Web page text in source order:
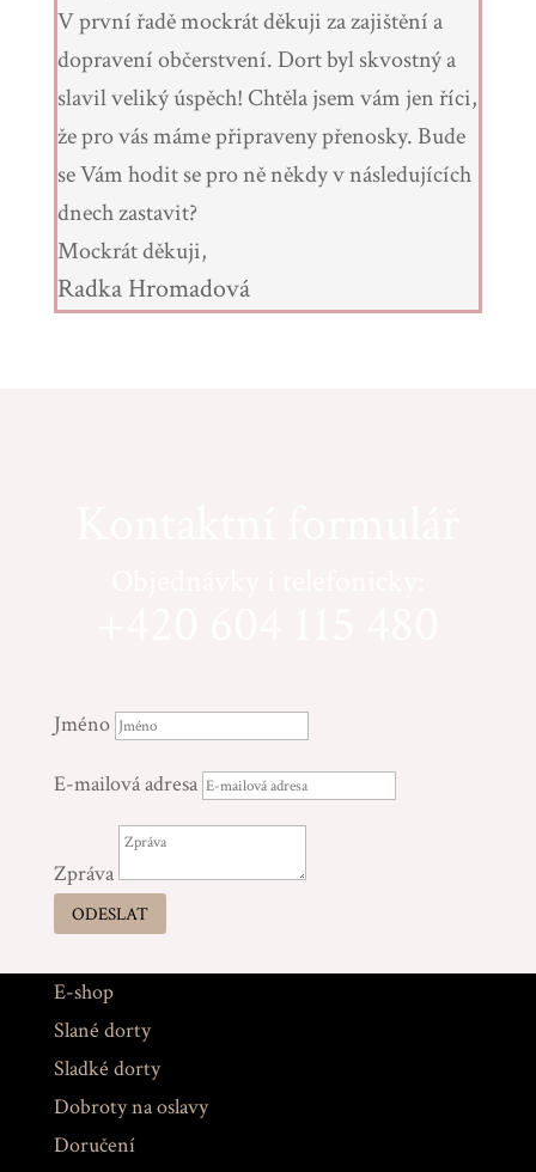
V první řadě mockrát děkuji za zajištění a
dopravení občerstvení. Dort byl skvostný a
slavil veliký úspěch! Chtěla jsem vám jen říci,
že pro vás máme připraveny přenosky. Bude
se Vám hodit se pro ně někdy v následujících
dnech zastavit?
Mockrát děkuji,
Radka Hromadová
Jméno
E-mailová adresa
Zpráva
ODESLAT
E-shop
Slané dorty
Sladké dorty
Dobroty na oslavy
Doručení